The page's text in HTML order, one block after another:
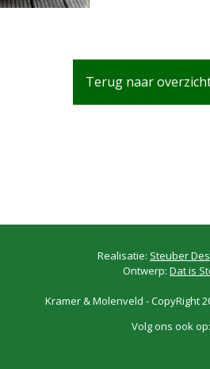
Terug naar
Realisatie: Steuber
Ontwerp: Dat is
Kramer & Molenveld - CopyRight
Volg ons ook op: